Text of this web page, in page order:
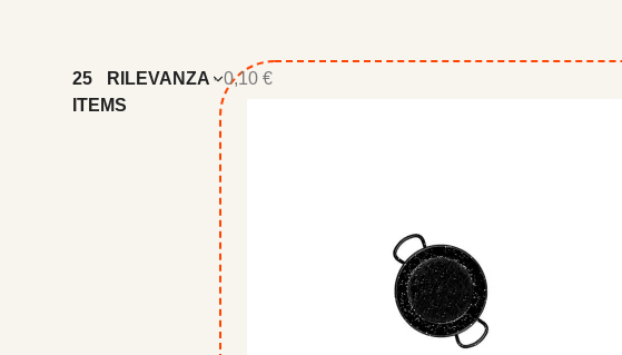
25
ITEMS
RILEVANZA - 0,10 €